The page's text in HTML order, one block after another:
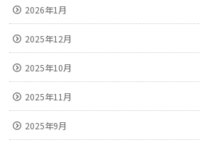
2026年1月
2025年12月
2025年10月
2025年11月
2025年9月